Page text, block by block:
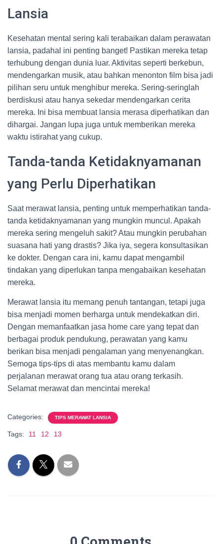
Lansia
Kesehatan mental sering kali terabaikan dalam perawatan
lansia, padahal ini penting banget! Pastikan mereka tetap
terhubung dengan dunia luar. Aktivitas seperti berkebun,
mendengarkan musik, atau bahkan menonton film bisa jadi
pilihan seru untuk menghibur mereka. Sering-seringlah
berdiskusi atau hanya sekedar mendengarkan cerita
mereka. Ini bisa membuat lansia merasa diperhatikan dan
dihargai. Jangan lupa juga untuk memberikan mereka
waktu istirahat yang cukup.
Tanda-tanda Ketidaknyamanan
yang Perlu Diperhatikan
Saat merawat lansia, penting untuk memperhatikan tanda-
tanda ketidaknyamanan yang mungkin muncul. Apakah
mereka sering mengeluh sakit? Atau mungkin perubahan
suasana hati yang drastis? Jika iya, segera konsultasikan
ke dokter. Dengan cara ini, kamu dapat mengambil
tindakan yang diperlukan tanpa mengabaikan kesehatan
mereka.
Merawat lansia itu memang penuh tantangan, tetapi juga
bisa menjadi momen berharga untuk mendekatkan diri.
Dengan memanfaatkan jasa home care yang tepat dan
berbagai produk pendukung, perawatan yang kamu
berikan bisa menjadi pengalaman yang menyenangkan.
Semoga tips-tips di atas membantu kamu dalam
perjalanan merawat orang tua atau orang terkasih.
Selamat merawat dan mencintai mereka!
Categories: TIPS MERAWAT LANSIA
Tags: 11 12 13